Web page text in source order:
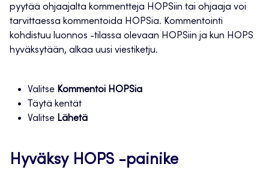
pyytää ohjaajalta kommentteja HOPSiin tai ohjaaja voi
tarvittaessa kommentoida HOPSia. Kommentointi
kohdistuu luonnos -tilassa olevaan HOPSiin ja kun HOPS
hyväksytään, alkaa uusi viestiketju.
Valitse Kommentoi HOPSia
Täytä kentät
Valitse Lähetä
Hyväksy HOPS -painike